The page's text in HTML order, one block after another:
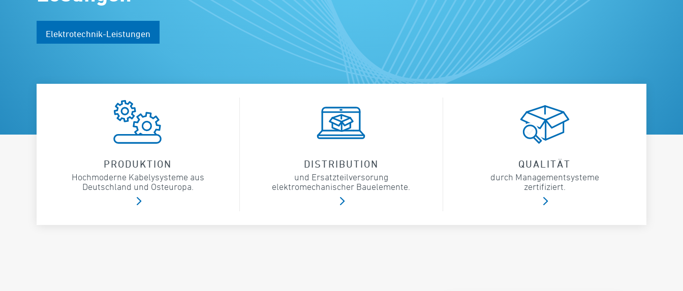
Elektrotechnik-Leistungen
PRODUKTION
Hochmoderne Kabelysysteme aus
Deutschland und Osteuropa.
5
DISTRIBUTION
und Ersatzteilversorung
elektromechanischer Bauelemente.
5
QUALITÄT
durch Managementsysteme
zertifiziert.
5